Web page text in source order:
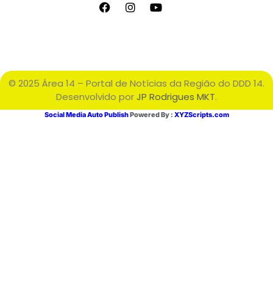
© 2025 Área 14 – Portal de Notícias da Região do DDD 14.
Desenvolvido porJP Rodrigues MKT.
Social Media Auto PublishPowered By : XYZScripts.com